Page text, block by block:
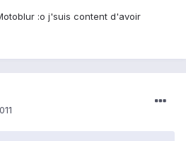
:o j'suis content d'avoir